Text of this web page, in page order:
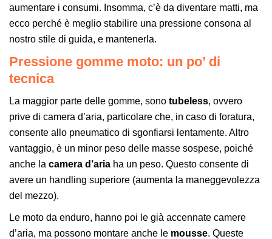
aumentare i consumi. Insomma, c’è da diventare matti, ma
ecco perché è meglio stabilire una pressione consona al
nostro stile di guida, e mantenerla.
Pressione gomme moto: un po’ di
tecnica
La maggior parte delle gomme, sono tubeless, ovvero
prive di camera d’aria, particolare che, in caso di foratura,
consente allo pneumatico di sgonfiarsi lentamente. Altro
vantaggio, è un minor peso delle masse sospese, poiché
anche la camera d’aria ha un peso. Questo consente di
avere un handling superiore (aumenta la maneggevolezza
del mezzo).
Le moto da enduro, hanno poi le già accennate camere
d’aria, ma possono montare anche le mousse. Queste